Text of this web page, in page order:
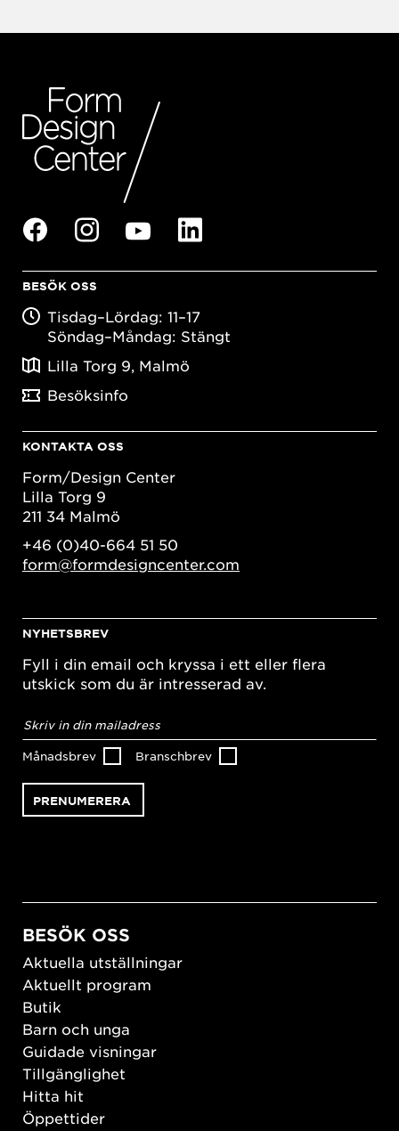
BESÖK OSS
Tisdag–Lördag: 11–17
Söndag–Måndag: Stängt
Lilla Torg 9, Malmö
Besöksinfo
KONTAKTA OSS
Form/Design Center
Lilla Torg 9
211 34 Malmö
+46 (0)40-664 51 50
form@formdesigncenter.com
NYHETSBREV
Fyll i din email och kryssa i ett eller flera
utskick som du är intresserad av.
postadress*
Månadsbrev Branschbrev
BESÖK OSS
Aktuella utställningar
Aktuellt program
Butik
Barn och unga
Guidade visningar
Tillgänglighet
Hitta hit
Öppettider